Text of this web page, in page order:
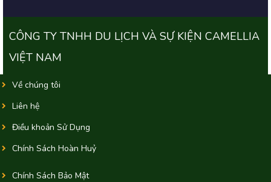
CÔNG TY TNHH DU LỊCH VÀ SỰ KIỆN CAMELLIA
VIỆT NAM
Về chúng tôi
Liên hệ
Điều khoản Sử Dụng
Chính Sách Hoàn Huỷ
Chính Sách Bảo Mật